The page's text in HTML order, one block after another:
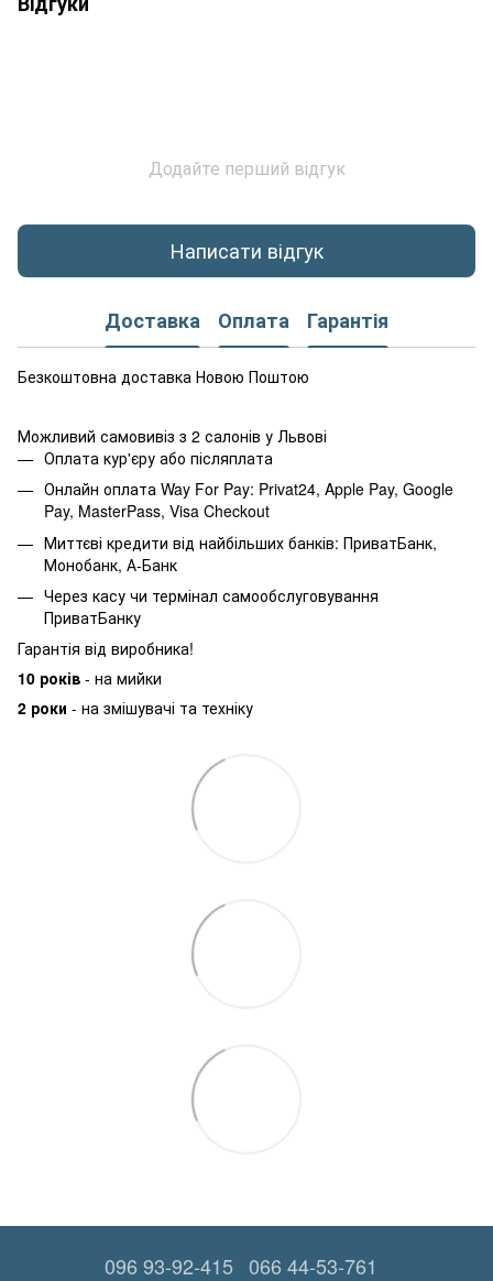
Додайте перший відгук
Написати відгук
Доставка Оплата Гарантія
Безкоштовна доставка Новою Поштою
Можливий самовивіз з 2 салонів у Львові
Оплата кур'єру або післяплата
Онлайн оплата Way For Pay: Privat24, Apple Pay, Google
Pay, MasterPass, Visa Checkout
Миттєві кредити від найбільших банків: ПриватБанк,
Монобанк, А-Банк
Через касу чи термінал самообслуговування
ПриватБанку
Гарантія від виробника!
10 років - на мийки
2 роки - на змішувачі та техніку
096 93-92-415 066 44-53-761